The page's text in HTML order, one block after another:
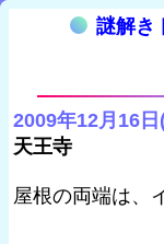
謎解き
2009年12月16日
天王寺
屋根の両端は、